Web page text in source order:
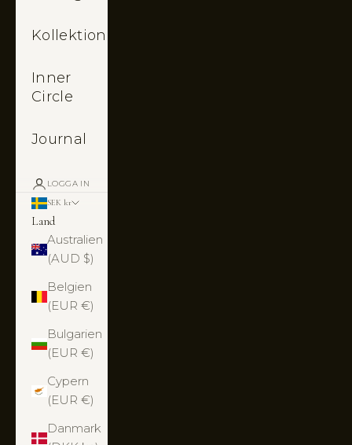
Kollektioner
Inner
Circle
Journal
LOGGA IN
SEK kr
Land
Australien
(AUD $)
Belgien
(EUR €)
Bulgarien
(EUR €)
Cypern
(EUR €)
Danmark